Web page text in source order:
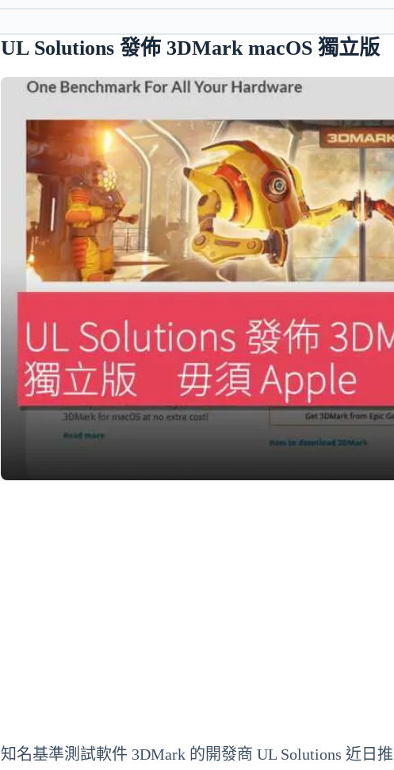
UL Solutions 發佈 3DMark macOS 獨立
知名基準測試軟件 3DMark 的開發商 UL Solutions 近日